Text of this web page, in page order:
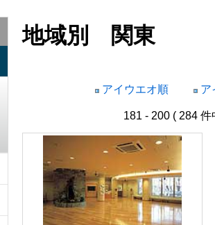
地域別 関東
アイウエオ順 ア
181 - 200 ( 284